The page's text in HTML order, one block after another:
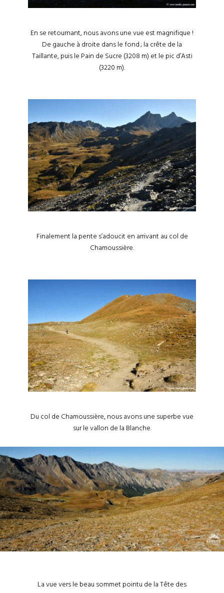
En se retournant, nous avons une vue est magnifique !
De gauche à droite dans le fond ; la crête de la
Taillante, puis le Pain de Sucre (3208 m) et le pic d’Asti
(3220 m).
Finalement la pente s’adoucit en arrivant au col de
Chamoussière.
Du col de Chamoussière, nous avons une superbe vue
sur le vallon de la Blanche.
La vue vers le beau sommet pointu de la Tête des